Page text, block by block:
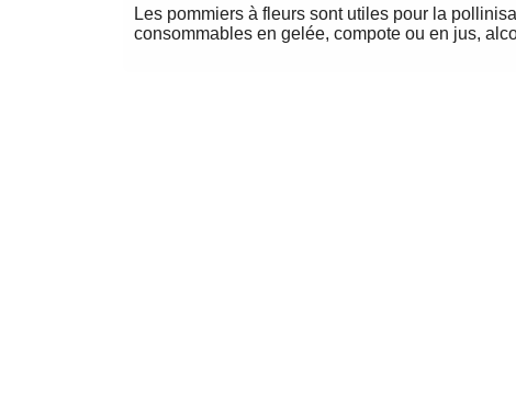
Les pommiers à fleurs sont utiles pour la
consommables en gelée, compote ou en jus,